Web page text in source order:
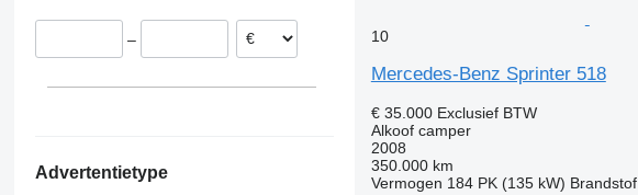
Estland
Frankrijk
–
Advertentietype
10
Mercedes-Benz Sprinter 518
€ 35.000 Exclusief BTW
Alkoof camper
2008
350.000 km
Vermogen 184 PK (135 kW) Brandstof